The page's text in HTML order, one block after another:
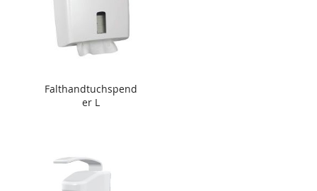
Falthandtuchspend
er L